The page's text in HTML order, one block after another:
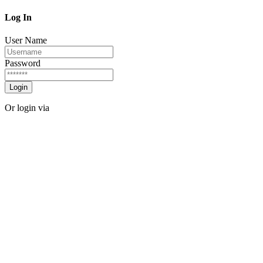
Log In
User Name
Password
Login
Or login via